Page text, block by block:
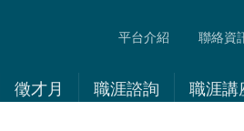
平台介紹 聯絡資
徵才月 職涯諮詢 職涯講